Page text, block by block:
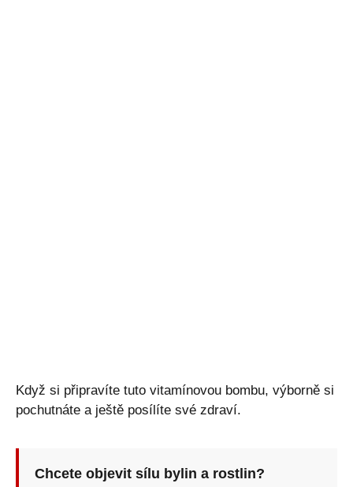
Když si připravíte tuto vitamínovou bombu, výborně si
pochutnáte a ještě posílíte své zdraví.
Chcete objevit sílu bylin a rostlin?